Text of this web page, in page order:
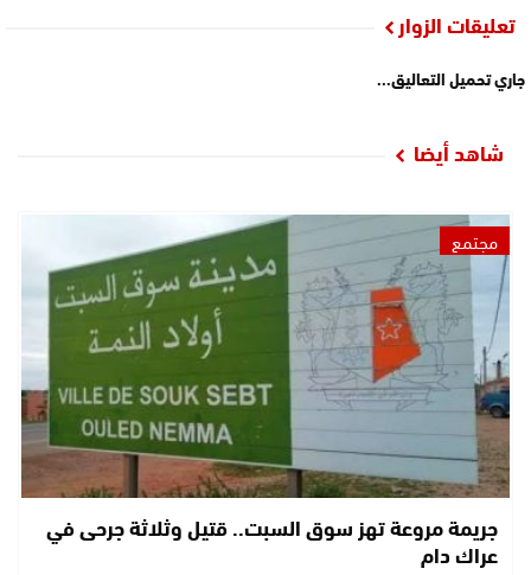
تعليقات الزوار
جاري تحميل التعاليق...
شاهد أيضا
مجتمع
جريمة مروعة تهز سوق السبت.. قتيل وثلاثة جرحى في
عراك دام